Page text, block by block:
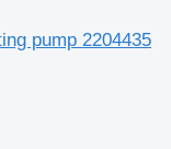
pump 2204435